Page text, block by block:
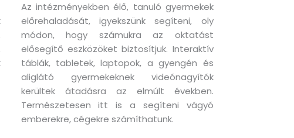
Az intézményekben élő, tanuló gyermekek
előrehaladását, igyekszünk segíteni, oly
módon, hogy számukra az oktatást
elősegítő eszközöket biztosítjuk. Interaktív
táblák, tabletek, laptopok, a gyengén és
aliglátó gyermekeknek videónagyítók
kerültek átadásra az elmúlt években.
Természetesen itt is a segíteni vágyó
emberekre, cégekre számíthatunk.